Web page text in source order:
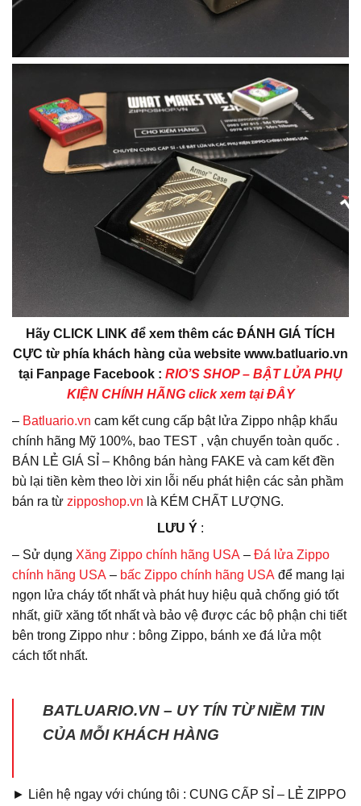
Hãy CLICK LINK để xem thêm các ĐÁNH GIÁ TÍCH
CỰC từ phía khách hàng của website www.batluario.vn
tại Fanpage Facebook : RIO’S SHOP – BẬT LỬA PHỤ
KIỆN CHÍNH HÃNG click xem tại ĐÂY
– Batluario.vn cam kết cung cấp bật lửa Zippo nhập khẩu
chính hãng Mỹ 100%, bao TEST , vận chuyển toàn quốc .
BÁN LẺ GIÁ SỈ – Không bán hàng FAKE và cam kết đền
bù lại tiền kèm theo lời xin lỗi nếu phát hiện các sản phầm
bán ra từ zipposhop.vn là KÉM CHẤT LƯỢNG.
LƯU Ý :
– Sử dụng Xăng Zippo chính hãng USA – Đá lửa Zippo
chính hãng USA – bấc Zippo chính hãng USA để mang lại
ngọn lửa cháy tốt nhất và phát huy hiệu quả chống gió tốt
nhất, giữ xăng tốt nhất và bảo vệ được các bộ phận chi tiết
bên trong Zippo như : bông Zippo, bánh xe đá lửa một
cách tốt nhất.
BATLUARIO.VN – UY TÍN TỪ NIỀM TIN
CỦA MỖI KHÁCH HÀNG
► Liên hệ ngay với chúng tôi : CUNG CẤP SỈ – LẺ ZIPPO